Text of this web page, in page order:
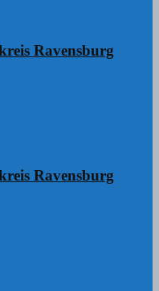
Ravensburg
Ravensburg